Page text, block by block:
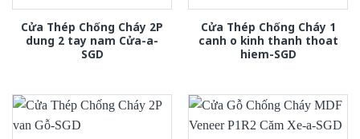
Cửa Thép Chống Cháy 2P
dung 2 tay nam Cửa-a-
SGD
Cửa Thép Chống Cháy 1
canh o kinh thanh thoat
hiem-SGD